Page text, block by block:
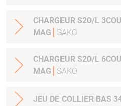
CHARGEUR S20/L
MAG
SAKO
CHARGEUR S20/L
MAG
SAKO